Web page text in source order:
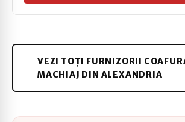
VEZI TOȚI FURNIZORII
MACHIAJ DIN ALEXANDRIA